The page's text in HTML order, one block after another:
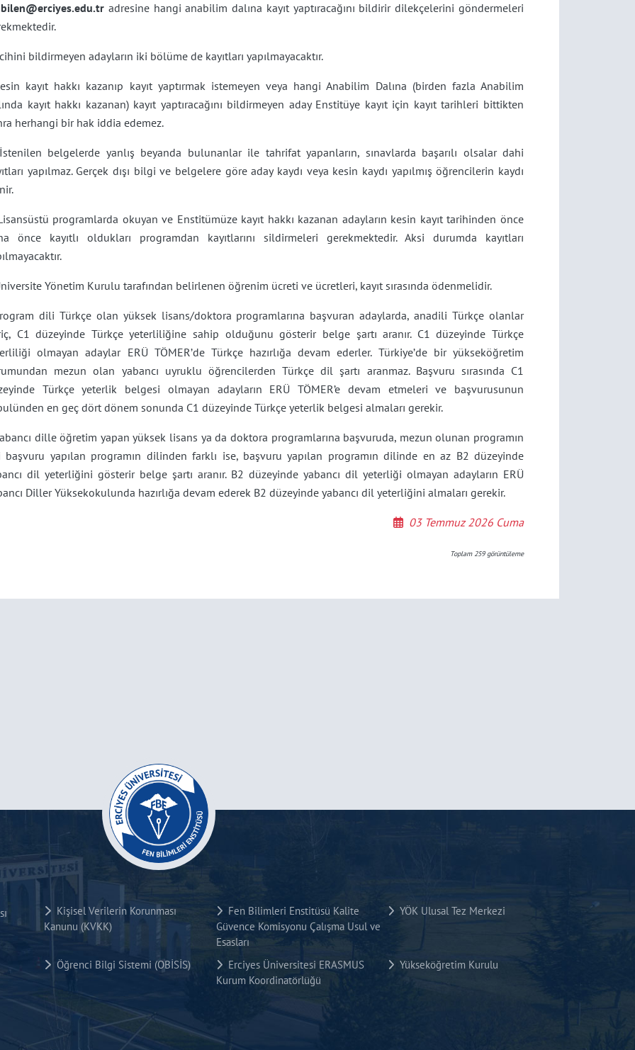
adresine hangi anabilim dalına kayıt yaptıracağını bildirir dilekçelerini göndermeleri
bildirmeyen adayların iki bölüme de kayıtları yapılmayacaktır.
kayıt hakkı kazanıp kayıt yaptırmak istemeyen veya hangi Anabilim Dalına (birden fazla Anabilim
kayıt hakkı kazanan) kayıt yaptıracağını bildirmeyen aday Enstitüye kayıt için kayıt tarihleri bittikten
herhangi bir hak iddia edemez.
belgelerde yanlış beyanda bulunanlar ile tahrifat yapanların, sınavlarda başarılı olsalar dahi
yapılmaz. Gerçek dışı bilgi ve belgelere göre aday kaydı veya kesin kaydı yapılmış öğrencilerin kaydı
programlarda okuyan ve Enstitümüze kayıt hakkı kazanan adayların kesin kayıt tarihinden önce
önce kayıtlı oldukları programdan kayıtlarını sildirmeleri gerekmektedir. Aksi durumda kayıtları
Yönetim Kurulu tarafından belirlenen öğrenim ücreti ve ücretleri, kayıt sırasında ödenmelidir.
dili Türkçe olan yüksek lisans/doktora programlarına başvuran adaylarda, anadili Türkçe olanlar
C1 düzeyinde Türkçe yeterliliğine sahip olduğunu gösterir belge şartı aranır. C1 düzeyinde Türkçe
olmayan adaylar ERÜ TÖMER’de Türkçe hazırlığa devam ederler. Türkiye’de bir yükseköğretim
mezun olan yabancı uyruklu öğrencilerden Türkçe dil şartı aranmaz. Başvuru sırasında C1
Türkçe yeterlik belgesi olmayan adayların ERÜ TÖMER’e devam etmeleri ve başvurusunun
en geç dört dönem sonunda C1 düzeyinde Türkçe yeterlik belgesi almaları gerekir.
dille öğretim yapan yüksek lisans ya da doktora programlarına başvuruda, mezun olunan programın
yapılan programın dilinden farklı ise, başvuru yapılan programın dilinde en az B2 düzeyinde
dil yeterliğini gösterir belge şartı aranır. B2 düzeyinde yabancı dil yeterliği olmayan adayların ERÜ
Diller Yüksekokulunda hazırlığa devam ederek B2 düzeyinde yabancı dil yeterliğini almaları gerekir.
03 Temmuz 2026 Cuma
Toplam259görüntüleme
Kişisel Verilerin Korunması
Kanunu (KVKK)
Fen Bilimleri Enstitüsü Kalite
Güvence Komisyonu Çalışma Usul ve
Esasları
YÖK Ulusal Tez Merkezi
Öğrenci Bilgi Sistemi (OBİSİS)
Erciyes Üniversitesi ERASMUS
Kurum Koordinatörlüğü
Yükseköğretim Kurulu